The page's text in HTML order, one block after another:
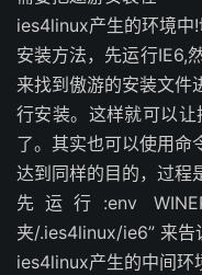
ies4linux产生的环境中!
安装方法，先运行IE6,
来找到傲游的安装文件
行安装。这样就可以
了。其实也可以使用命
达到同样的目的，过程
先运行:env
夹/.ies4linux/ie6” 来告
ies4linux产生的中间环